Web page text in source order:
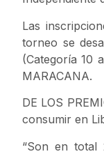
Las
torneo se
(Categoría 10
MARACANA.
DE LOS
consumir en
“Son en total